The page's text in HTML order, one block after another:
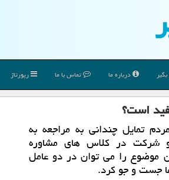
درباره ما تماس با ما رپورتاژ
است؟
تمایل چندانی به مراجعه به
شركت در كلاس های مشاوره
موضوع را می توان در دو عامل
جست و جو كرد.